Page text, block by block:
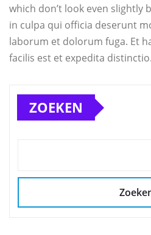
which don’t look even slightly
in culpa qui officia deserunt
laborum et dolorum fuga. Et
facilis est et expedita distinctio.
ZOEKEN